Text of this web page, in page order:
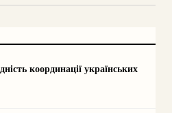
координації українських